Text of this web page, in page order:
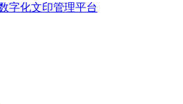
字化文印管理平台